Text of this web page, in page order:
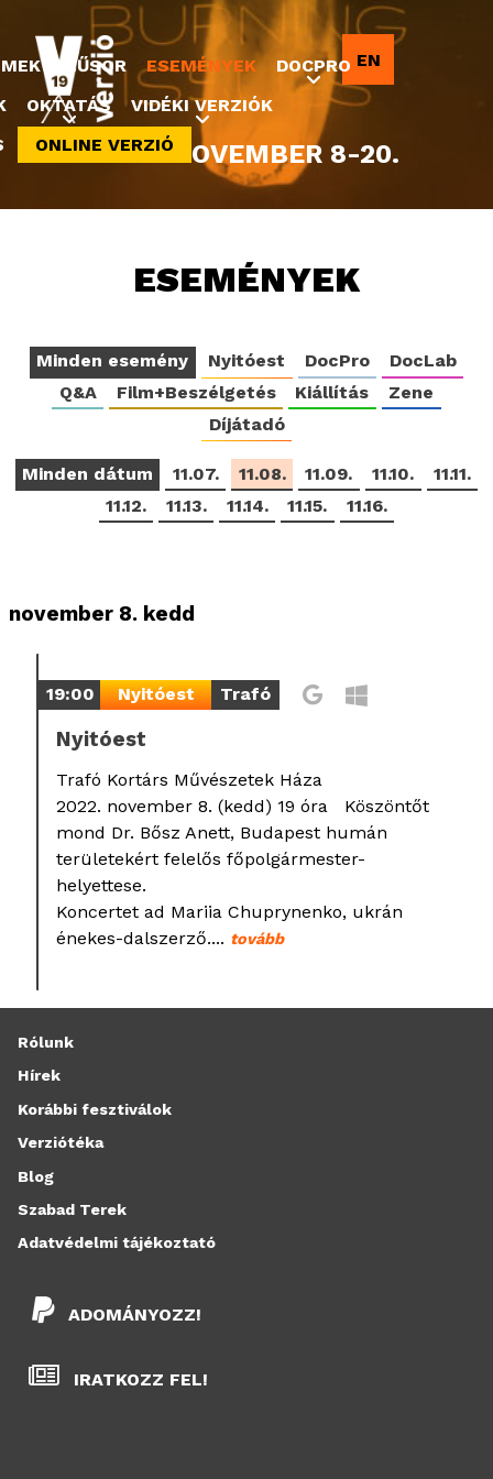
Jump to navigation
2022. NOVEMBER 8-20.
ESEMÉNYEK
Minden esemény Nyitóest DocPro
DocLab
Q&A
Film+Beszélgetés Kiállítás
Zene
Díjátadó
Minden dátum 11.07. 11.08. 11.09. 11.10.
11.11.
11.12.
11.13. 11.14. 11.15. 11.16.
november 8. kedd
19:00 Nyitóest Trafó
Nyitóest
Trafó Kortárs Művészetek Háza
2022. november 8. (kedd) 19 óra Köszöntőt
mond Dr. Bősz Anett, Budapest humán
területekért felelős főpolgármester-
helyettese.
Koncertet ad Mariia Chuprynenko, ukrán
énekes-dalszerző.... tovább
MŰSOR ESEMÉNYEK
DOCPRO
OKTATÁS
VIDÉKI VERZIÓK
ONLINE VERZIÓ
EN
ADOMÁNYOZZ!
IRATKOZZ FEL!
Rólunk
Hírek
Korábbi fesztiválok
Verziótéka
Blog
Szabad Terek
Adatvédelmi tájékoztató